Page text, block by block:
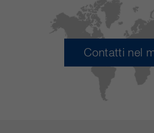
Contatti nel